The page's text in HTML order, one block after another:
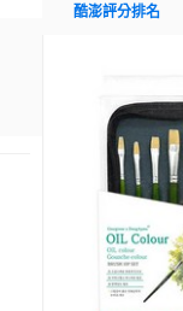
酷澎評分排名